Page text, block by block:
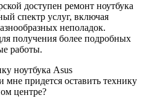
доступен ремонт ноутбука
спектр услуг, включая
неполадок.
получения более подробных
работы.
ноутбука Asus
мне придется оставить технику
центре?